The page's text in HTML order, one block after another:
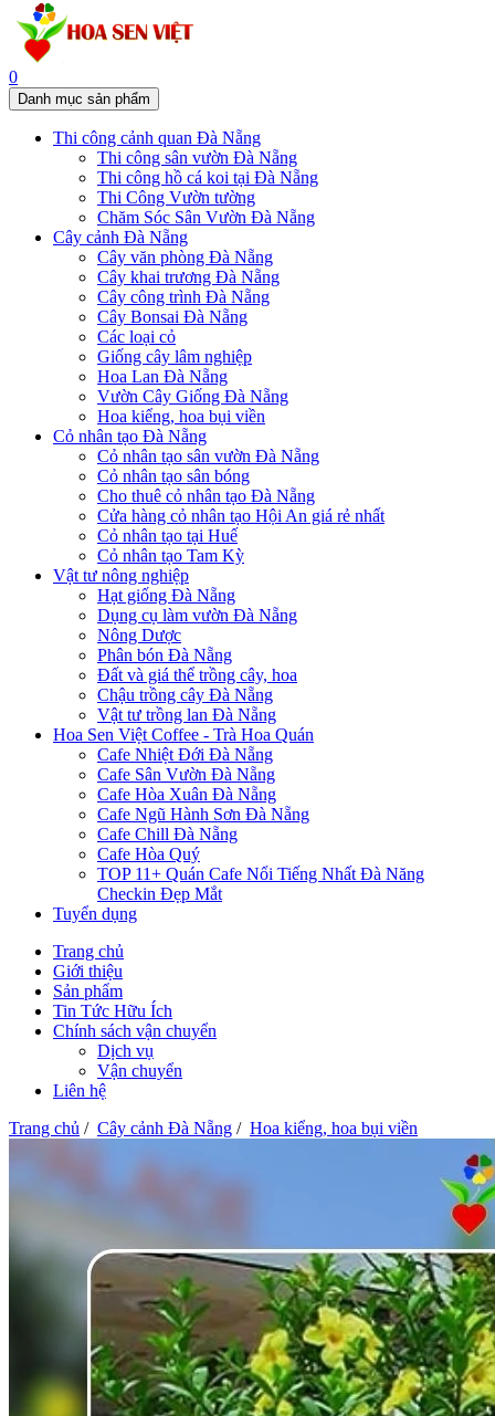
0
Danh mục sản phẩm
Thi công cảnh quan Đà Nẵng
Thi công sân vườn Đà Nẵng
Thi công hồ cá koi tại Đà Nẵng
Thi Công Vườn tường
Chăm Sóc Sân Vườn Đà Nẵng
Cây cảnh Đà Nẵng
Cây văn phòng Đà Nẵng
Cây khai trương Đà Nẵng
Cây công trình Đà Nẵng
Cây Bonsai Đà Nẵng
Các loại cỏ
Giống cây lâm nghiệp
Hoa Lan Đà Nẵng
Vườn Cây Giống Đà Nẵng
Hoa kiểng, hoa bụi viền
Cỏ nhân tạo Đà Nẵng
Cỏ nhân tạo sân vườn Đà Nẵng
Cỏ nhân tạo sân bóng
Cho thuê cỏ nhân tạo Đà Nẵng
Cửa hàng cỏ nhân tạo Hội An giá rẻ nhất
Cỏ nhân tạo tại Huế
Cỏ nhân tạo Tam Kỳ
Vật tư nông nghiệp
Hạt giống Đà Nẵng
Dụng cụ làm vườn Đà Nẵng
Nông Dược
Phân bón Đà Nẵng
Đất và giá thể trồng cây, hoa
Chậu trồng cây Đà Nẵng
Vật tư trồng lan Đà Nẵng
Hoa Sen Việt Coffee - Trà Hoa Quán
Cafe Nhiệt Đới Đà Nẵng
Cafe Sân Vườn Đà Nẵng
Cafe Hòa Xuân Đà Nẵng
Cafe Ngũ Hành Sơn Đà Nẵng
Cafe Chill Đà Nẵng
Cafe Hòa Quý
TOP 11+ Quán Cafe Nổi Tiếng Nhất Đà Năng
Checkin Đẹp Mắt
Tuyển dụng
Trang chủ
Giới thiệu
Sản phẩm
Tin Tức Hữu Ích
Chính sách vận chuyển
Dịch vụ
Vận chuyển
Liên hệ
Trang chủ / Cây cảnh Đà Nẵng / Hoa kiểng, hoa bụi viền